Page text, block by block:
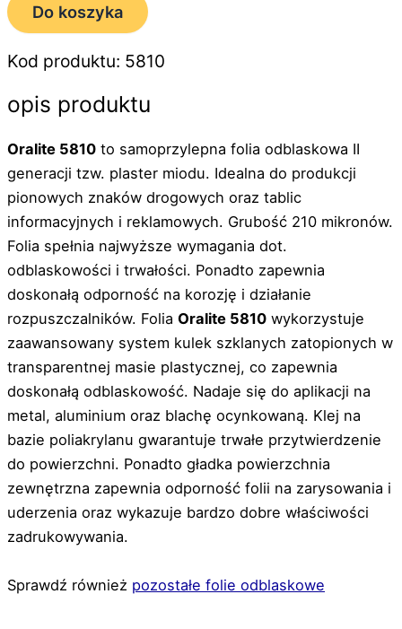
Do koszyka
Kod produktu: 5810
opis produktu
Oralite 5810 to samoprzylepna folia odblaskowa II
generacji tzw. plaster miodu. Idealna do produkcji
pionowych znaków drogowych oraz tablic
informacyjnych i reklamowych. Grubość 210 mikronów.
Folia spełnia najwyższe wymagania dot.
odblaskowości i trwałości. Ponadto zapewnia
doskonałą odporność na korozję i działanie
rozpuszczalników. Folia Oralite 5810 wykorzystuje
zaawansowany system kulek szklanych zatopionych w
transparentnej masie plastycznej, co zapewnia
doskonałą odblaskowość. Nadaje się do aplikacji na
metal, aluminium oraz blachę ocynkowaną. Klej na
bazie poliakrylanu gwarantuje trwałe przytwierdzenie
do powierzchni. Ponadto gładka powierzchnia
zewnętrzna zapewnia odporność folii na zarysowania i
uderzenia oraz wykazuje bardzo dobre właściwości
zadrukowywania.
Sprawdź również pozostałe folie odblaskowe